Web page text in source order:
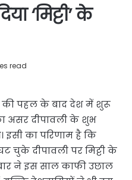
‘मिट्टी’ के
read
की पहल के बाद देश में शुरू
असर दीपावली के शुभ
इसी का परिणाम है कि
चुके दीपावली पर मिट्टी के
ने इस साल काफी उछाल